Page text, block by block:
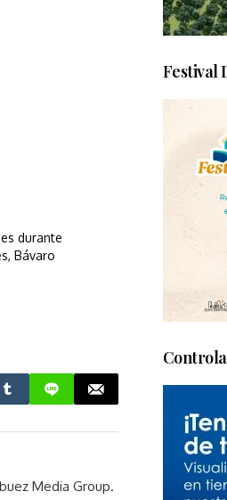
durante
Bávaro
Media Group.
Festival